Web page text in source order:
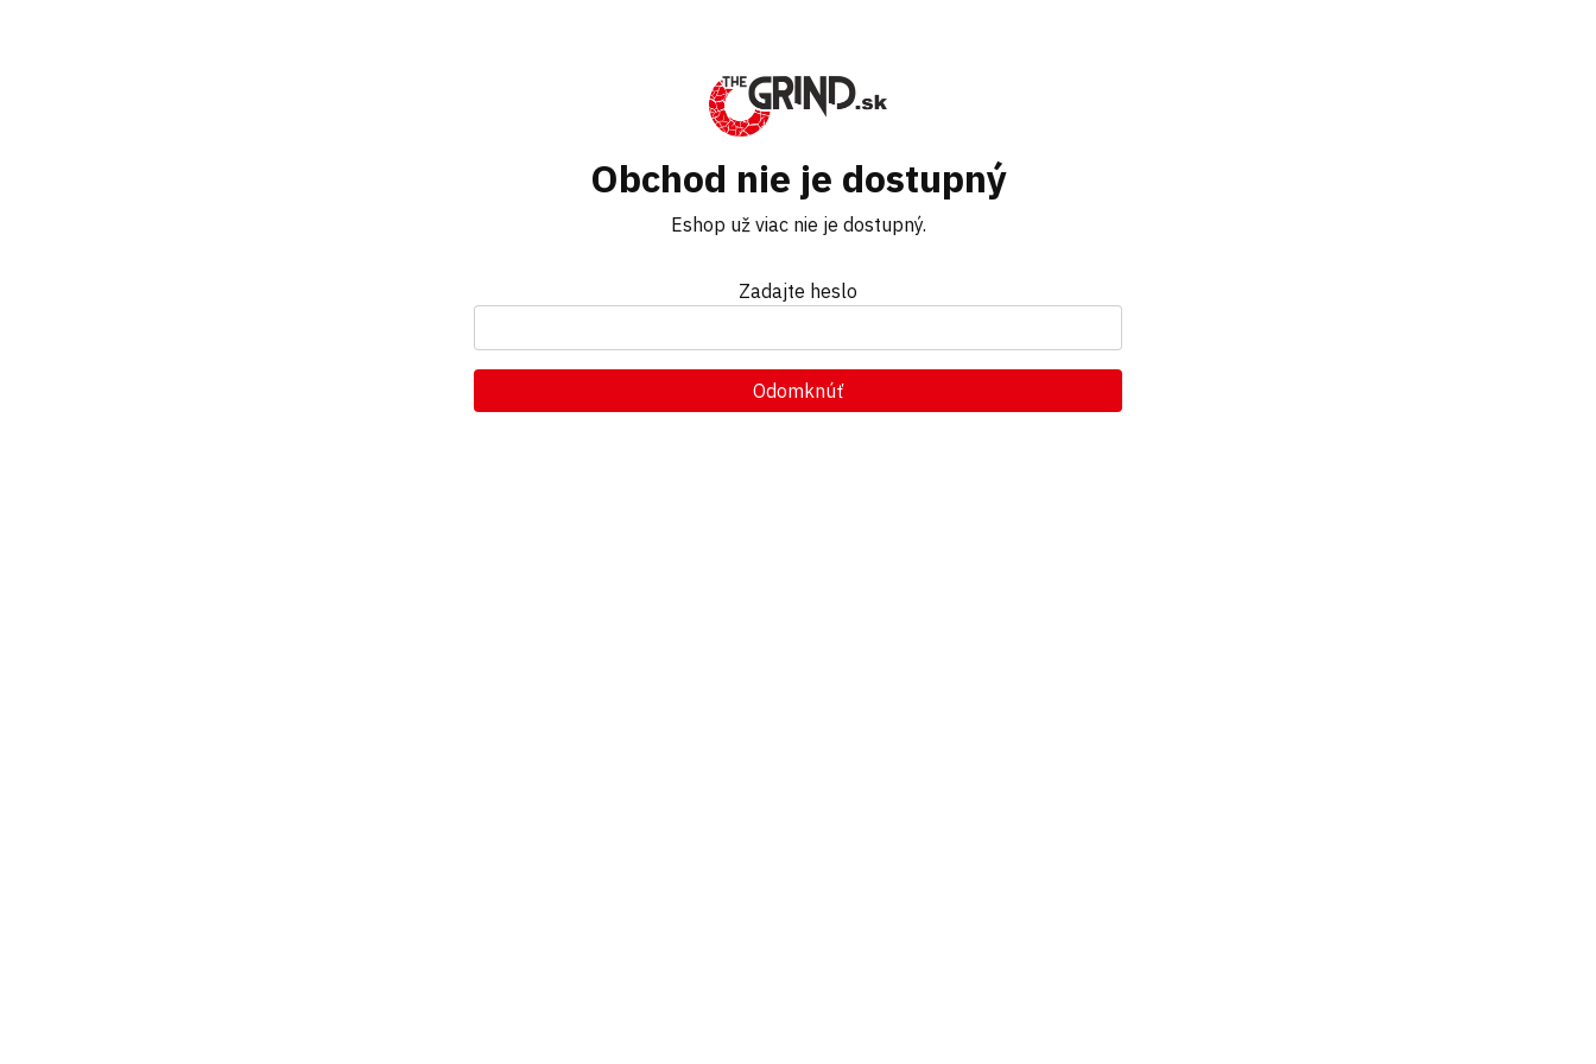
Obchod nie je dostupný
Eshop už viac nie je dostupný.
Zadajte heslo